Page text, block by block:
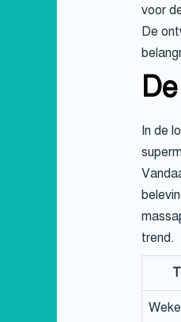
voor
De
In de
trend.